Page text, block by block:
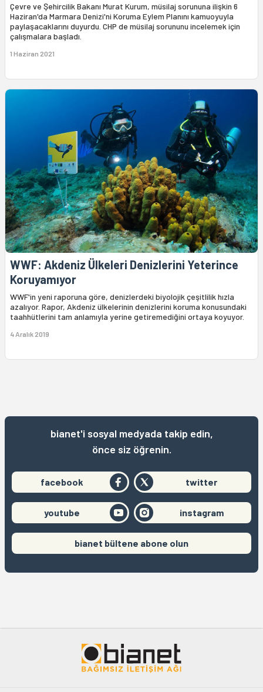
Çevre ve Şehircilik Bakanı Murat Kurum, müsilaj sorununa ilişkin 6
Haziran'da Marmara Denizi'ni Koruma Eylem Planını kamuoyuyla
paylaşacaklarını duyurdu. CHP de müsilaj sorununu incelemek için
çalışmalara başladı.
1 Haziran 2021
WWF: Akdeniz Ülkeleri Denizlerini Yeterince
Koruyamıyor
WWF'in yeni raporuna göre, denizlerdeki biyolojik çeşitlilik hızla
azalıyor. Rapor, Akdeniz ülkelerinin denizlerini koruma konusundaki
taahhütlerini tam anlamıyla yerine getiremediğini ortaya koyuyor.
4 Aralık 2019
bianet'i sosyal medyada takip edin,
önce siz öğrenin.
facebook twitter
youtube instagram
bianet bültene abone olun